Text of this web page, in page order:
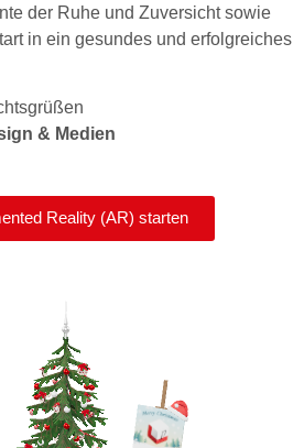
der Ruhe und Zuversicht sowie
in ein gesundes und erfolgreiches
& Medien
Reality (AR) starten